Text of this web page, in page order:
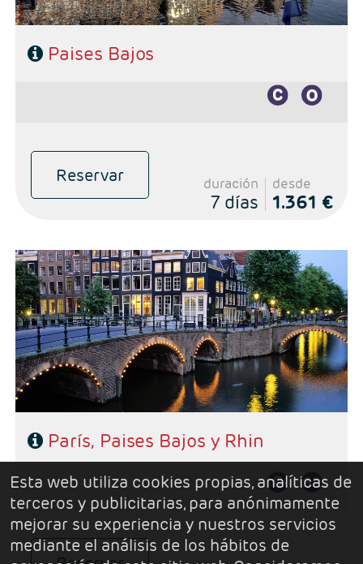
Paises Bajos
Reservar duración
7 días
desde
1.361 €
- Salidas: Domingos
- Ruta: 3 noches París, 1Bruselas, 1 Brujas, 2 Amsterdam, 1
Frankfurt
- Categoría hotelera: 4*
- Régimen: AD
París, Paises Bajos y Rhin
Esta web utiliza cookies propias, analíticas de
terceros y publicitarias, para anónimamente
mejorar su experiencia y nuestros servicios
mediante el análisis de los hábitos de